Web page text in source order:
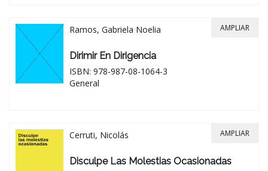
Ramos, Gabriela Noelia
Dirimir En Dirigencia
ISBN: 978-987-08-1064-3
General
AMPLIAR
Cerruti, Nicolás
Disculpe Las Molestias Ocasionadas
AMPLIAR